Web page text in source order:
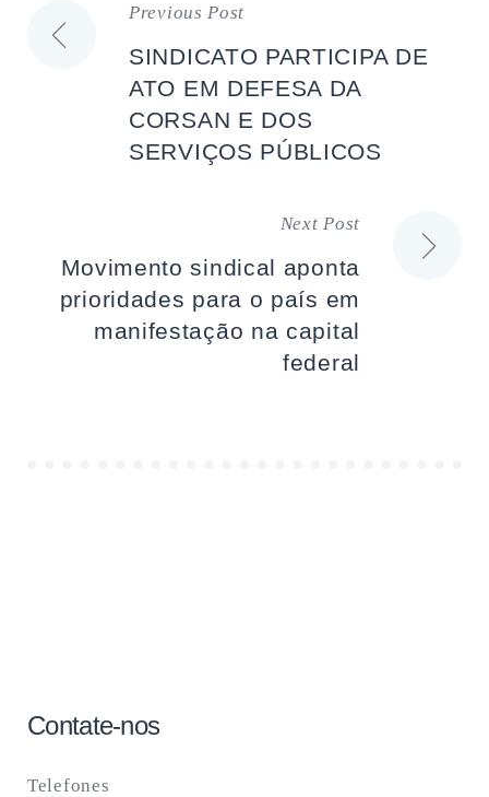
Navegação
artigos
Previous Post
SINDICATO PARTICIPA DE
ATO EM DEFESA DA
CORSAN E DOS
SERVIÇOS PÚBLICOS
Next Post
Movimento sindical aponta
prioridades para o país em
manifestação na capital
federal
Contate-nos
Telefones